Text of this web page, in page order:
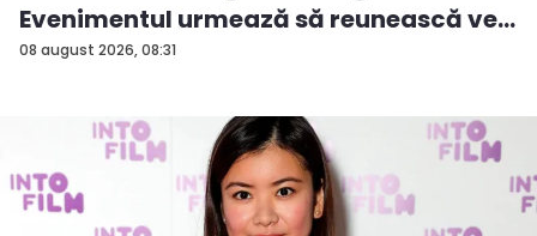
08 august 2026, 08:31
Evenimentul urmează să reunească ve...